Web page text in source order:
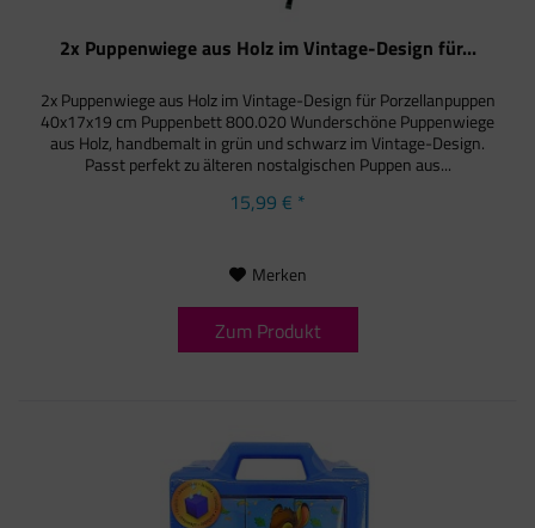
2x Puppenwiege aus Holz im Vintage-Design für...
2x Puppenwiege aus Holz im Vintage-Design für Porzellanpuppen
40x17x19 cm Puppenbett 800.020 Wunderschöne Puppenwiege
aus Holz, handbemalt in grün und schwarz im Vintage-Design.
Passt perfekt zu älteren nostalgischen Puppen aus...
15,99 € *
Merken
Zum Produkt